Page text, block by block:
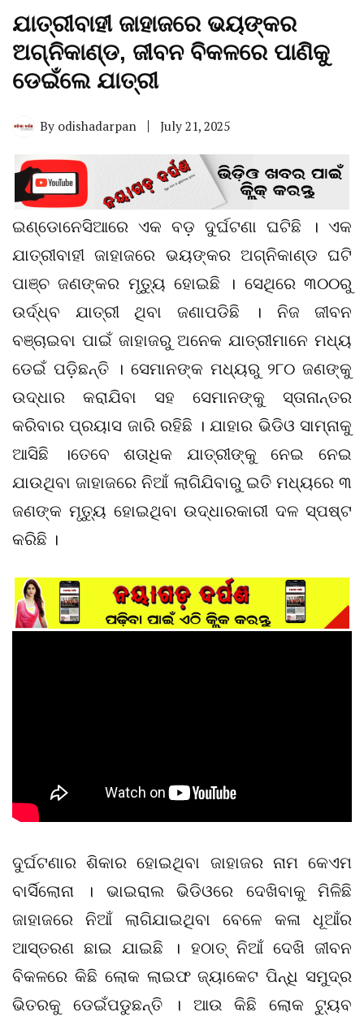
ଯାତ୍ରୀବାହୀ ଜାହାଜରେ ଭୟଙ୍କର
ଅଗ୍ନିକାଣ୍ଡ, ଜୀବନ ବିକଳରେ ପାଣିକୁ
ଡେଇଁଲେ ଯାତ୍ରୀ
By odishadarpan July 21, 2025
ଇଣ୍ଡୋନେସିଆରେ ଏକ ବଡ଼ ଦୁର୍ଘଟଣା ଘଟିଛି । ଏକ
ଯାତ୍ରୀବାହୀ ଜାହାଜରେ ଭୟଙ୍କର ଅଗ୍ନିକାଣ୍ଡ ଘଟି
ପାଞ୍ଚ ଜଣଙ୍କର ମୃତ୍ୟୁ ହୋଇଛି । ସେଥିରେ ୩୦୦ରୁ
ଉର୍ଦ୍ଧ୍ବ ଯାତ୍ରୀ ଥିବା ଜଣାପଡିଛି । ନିଜ ଜୀବନ
ବଞ୍ଚାଇବା ପାଇଁ ଜାହାଜରୁ ଅନେକ ଯାତ୍ରୀମାନେ ମଧ୍ୟ
ଡେଇଁ ପଡ଼ିଛନ୍ତି । ସେମାନଙ୍କ ମଧ୍ୟରୁ ୨୮୦ ଜଣଙ୍କୁ
ଉଦ୍ଧାର କରାଯିବା ସହ ସେମାନଙ୍କୁ ସ୍ତାନାନ୍ତର
କରିବାର ପ୍ରୟାସ ଜାରି ରହିଛି । ଯାହାର ଭିଡିଓ ସାମ୍ନାକୁ
ଆସିଛି ।ତେବେ ଶତାଧିକ ଯାତ୍ରୀଙ୍କୁ ନେଇ ନେଇ
ଯାଉଥିବା ଜାହାଜରେ ନିଆଁ ଲାଗିଯିବାରୁ ଇତି ମଧ୍ୟରେ ୩
ଜଣଙ୍କ ମୃତ୍ୟୁ ହୋଇଥିବା ଉଦ୍ଧାରକାରୀ ଦଳ ସ୍ପଷ୍ଟ
କରିଛି ।
ଦୁର୍ଘଟଣାର ଶିକାର ହୋଇଥିବା ଜାହାଜର ନାମ କେଏମ
ବାର୍ସିଲୋନା । ଭାଇରାଲ ଭିଡିଓରେ ଦେଖିବାକୁ ମିଳିଛି
ଜାହାଜରେ ନିଆଁ ଲାଗିଯାଇଥିବା ବେଳେ କଳା ଧୂଆଁର
ଆସ୍ତରଣ ଛାଇ ଯାଇଛି । ହଠାତ୍ ନିଆଁ ଦେଖି ଜୀବନ
ବିକଳରେ କିଛି ଲୋକ ଲାଇଫ ଜ୍ୟାକେଟ ପିନ୍ଧି ସମୁଦ୍ର
ଭିତରକୁ ଡେଇଁପଡୁଛନ୍ତି । ଆଉ କିଛି ଲୋକ ଟ୍ୟୁବ